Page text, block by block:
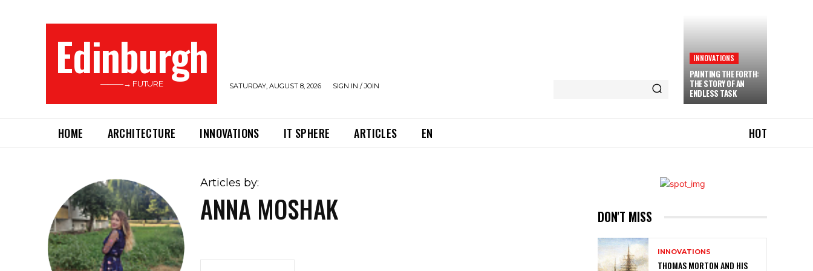
Edinburgh
———→ FUTURE SATURDAY, AUGUST 8, 2026 SIGN IN / JOIN
INNOVATIONS
PAINTING THE FORTH:
THE STORY OF AN
ENDLESS TASK
HOME ARCHITECTURE INNOVATIONS IT SPHERE ARTICLES EN HOT
Articles by:
ANNA MOSHAK DON'T MISS
INNOVATIONS
THOMAS MORTON AND HIS